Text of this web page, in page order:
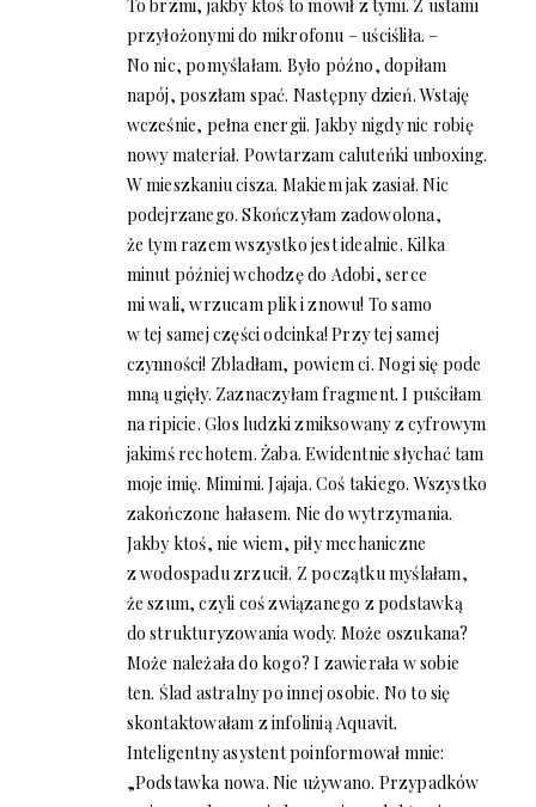
To brzmi, jakby ktoś to mówił z tymi. Z ustami
przyłożonymi do mikrofonu – uściśliła. –
No nic, pomyślałam. Było późno, dopiłam
napój, poszłam spać. Następny dzień. Wstaję
wcześnie, pełna energii. Jakby nigdy nic robię
nowy materiał. Powtarzam caluteńki unboxing.
W mieszkaniu cisza. Makiem jak zasiał. Nic
podejrzanego. Skończyłam zadowolona,
że tym razem wszystko jest idealnie. Kilka
minut później wchodzę do Adobi, serce
mi wali, wrzucam plik i znowu! To samo
w tej samej części odcinka! Przy tej samej
czynności! Zbladłam, powiem ci. Nogi się pode
mną ugięły. Zaznaczyłam fragment. I puściłam
na ripicie. Glos ludzki zmiksowany z cyfrowym
jakimś rechotem. Żaba. Ewidentnie słychać tam
moje imię. Mimimi. Jajaja. Coś takiego. Wszystko
zakończone hałasem. Nie do wytrzymania.
Jakby ktoś, nie wiem, piły mechaniczne
z wodospadu zrzucił. Z początku myślałam,
że szum, czyli coś związanego z podstawką
do strukturyzowania wody. Może oszukana?
Może należała do kogo? I zawierała w sobie
ten. Ślad astralny po innej osobie. No to się
skontaktowałam z infolinią Aquavit.
Inteligentny asystent poinformował mnie:
„Podstawka nowa. Nie używano. Przypadków